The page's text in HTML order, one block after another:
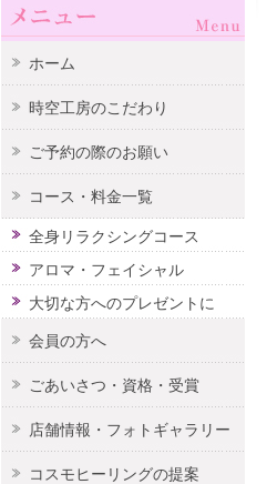
ホーム
時空工房のこだわり
ご予約の際のお願い
コース・料金一覧
全身リラクシングコース
アロマ・フェイシャル
大切な方へのプレゼントに
会員の方へ
ごあいさつ・資格・受賞
店舗情報・フォトギャラリー
コスモヒーリングの提案